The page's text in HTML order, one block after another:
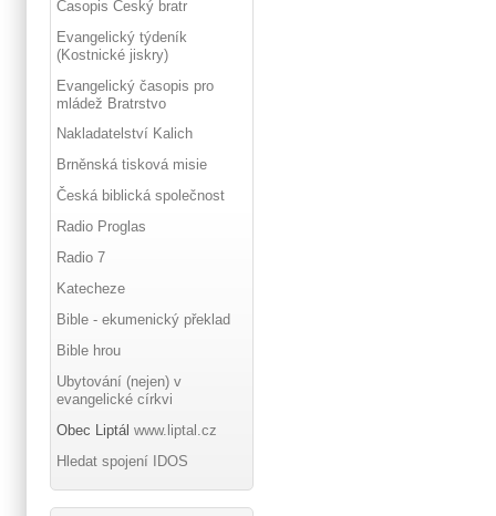
Časopis Český bratr
Evangelický týdeník
(Kostnické jiskry)
Evangelický časopis pro
mládež Bratrstvo
Nakladatelství Kalich
Brněnská tisková misie
Česká biblická společnost
Radio Proglas
Radio 7
Katecheze
Bible - ekumenický překlad
Bible hrou
Ubytování (nejen) v
evangelické církvi
Obec Liptál www.liptal.cz
Hledat spojení IDOS